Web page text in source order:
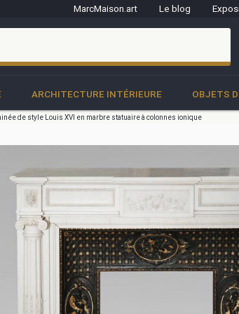
MarcMaison.art Le blog
ARCHITECTURE INTÉRIEURE OBJETS
de style Louis XVI en marbre statuaire à colonnes ionique